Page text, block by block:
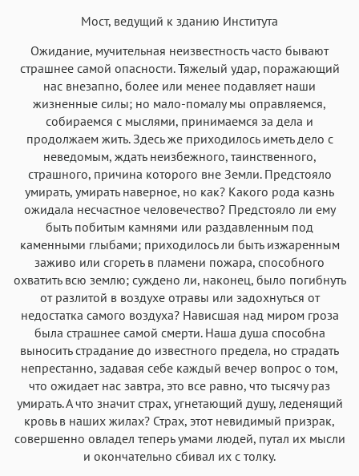
Мост, ведущий к зданию Института
Ожидание, мучительная неизвестность часто бывают
страшнее самой опасности. Тяжелый удар, поражающий
нас внезапно, более или менее подавляет наши
жизненные силы; но мало-помалу мы оправляемся,
собираемся с мыслями, принимаемся за дела и
продолжаем жить. Здесь же приходилось иметь дело с
неведомым, ждать неизбежного, таинственного,
страшного, причина которого вне Земли. Предстояло
умирать, умирать наверное, но как? Какого рода казнь
ожидала несчастное человечество? Предстояло ли ему
быть побитым камнями или раздавленным под
каменными глыбами; приходилось ли быть изжаренным
заживо или сгореть в пламени пожара, способного
охватить всю землю; суждено ли, наконец, было погибнуть
от разлитой в воздухе отравы или задохнуться от
недостатка самого воздуха? Нависшая над миром гроза
была страшнее самой смерти. Наша душа способна
выносить страдание до известного предела, но страдать
непрестанно, задавая себе каждый вечер вопрос о том,
что ожидает нас завтра, это все равно, что тысячу раз
умирать. А что значит страх, угнетающий душу, леденящий
кровь в наших жилах? Страх, этот невидимый призрак,
совершенно овладел теперь умами людей, путал их мысли
и окончательно сбивал их с толку.